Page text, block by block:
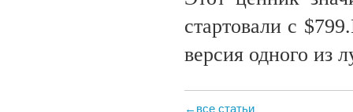
стартовали с
версия одного из
←все статьи